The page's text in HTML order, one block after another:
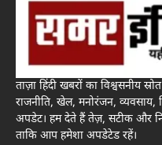
ताज़ा हिंदी खबरों का विश्वसनीय
राजनीति, खेल, मनोरंजन, व्यवसाय,
अपडेट। हम देते हैं तेज़, सटीक और
ताकि आप हमेशा अपडेटेड रहें।